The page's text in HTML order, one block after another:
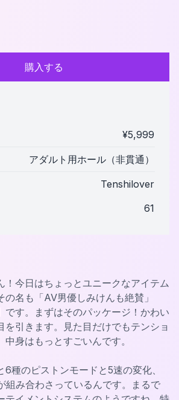
購入する
¥5,999
アダルト用ホール（非貫通）
Tenshilover
61
！今日はちょっとユニークなアイテム
の名も「AV男優しみけんも絶賛」
です。まずはそのパッケージ！かわい
を引きます。見た目だけでもテンショ
身はもっとすごいんです。
6種のピストンモードと5速の変化、
組み合わさっているんです。まるで